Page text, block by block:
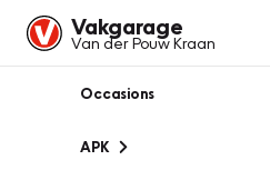
Vakgarage
Van der Pouw Kraan
Occasions
APK